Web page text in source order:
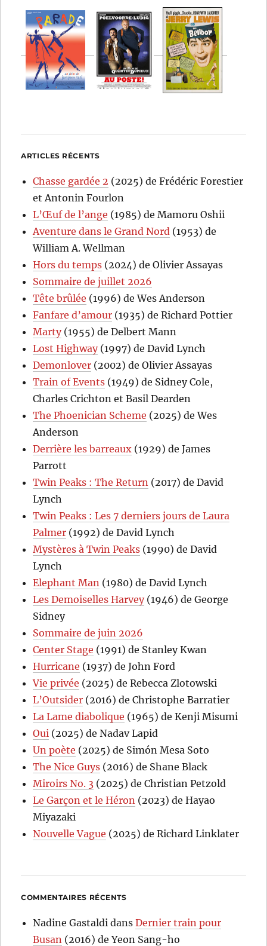
ARTICLES RÉCENTS
Chasse gardée 2 (2025) de Frédéric Forestier
et Antonin Fourlon
L’Œuf de l’ange (1985) de Mamoru Oshii
Aventure dans le Grand Nord (1953) de
William A. Wellman
Hors du temps (2024) de Olivier Assayas
Sommaire de juillet 2026
Tête brûlée (1996) de Wes Anderson
Fanfare d’amour (1935) de Richard Pottier
Marty(1955) de Delbert Mann
Lost Highway(1997) de David Lynch
Demonlover (2002) de Olivier Assayas
Train of Events (1949) de Sidney Cole,
Charles Crichton et Basil Dearden
The Phoenician Scheme (2025) de Wes
Anderson
Derrière les barreaux (1929) de James
Parrott
Twin Peaks : The Return (2017) de David
Lynch
Twin Peaks : Les 7 derniers jours de Laura
Palmer (1992) de David Lynch
Mystères à Twin Peaks (1990) de David
Lynch
Elephant Man (1980) de David Lynch
Les Demoiselles Harvey(1946) de George
Sidney
Sommaire de juin 2026
Center Stage (1991) de Stanley Kwan
Hurricane (1937) de John Ford
Vie privée (2025) de Rebecca Zlotowski
L’Outsider (2016) de Christophe Barratier
La Lame diabolique (1965) de Kenji Misumi
Oui (2025) de Nadav Lapid
Un poète (2025) de Simón Mesa Soto
The Nice Guys (2016) de Shane Black
Miroirs No. 3 (2025) de Christian Petzold
Le Garçon et le Héron (2023) de Hayao
Miyazaki
Nouvelle Vague (2025) de Richard Linklater
COMMENTAIRES RÉCENTS
Nadine Gastaldi dansDernier train pour
Busan (2016) de Yeon Sang-ho